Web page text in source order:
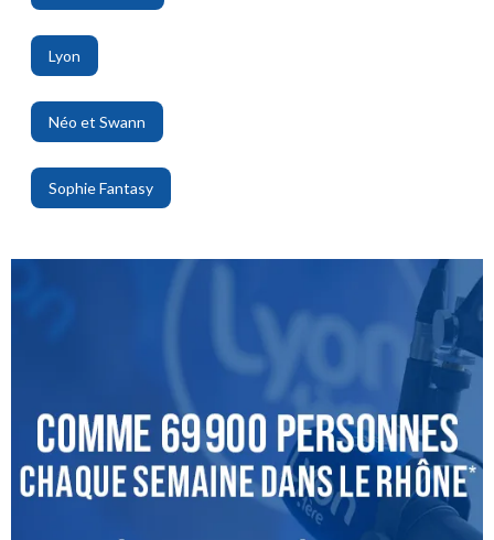
,
Lyon
,
Néo et Swann
,
Sophie Fantasy